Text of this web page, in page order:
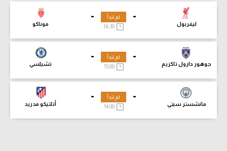
-
ليفربول
-
موناكو
لم تبدأ
-
جوهور دارول تاكزيم
-
تشيلسي
لم تبدأ
15:00
-
مانشستر سيتي
-
أتلتيكو مدريد
لم تبدأ
14:00